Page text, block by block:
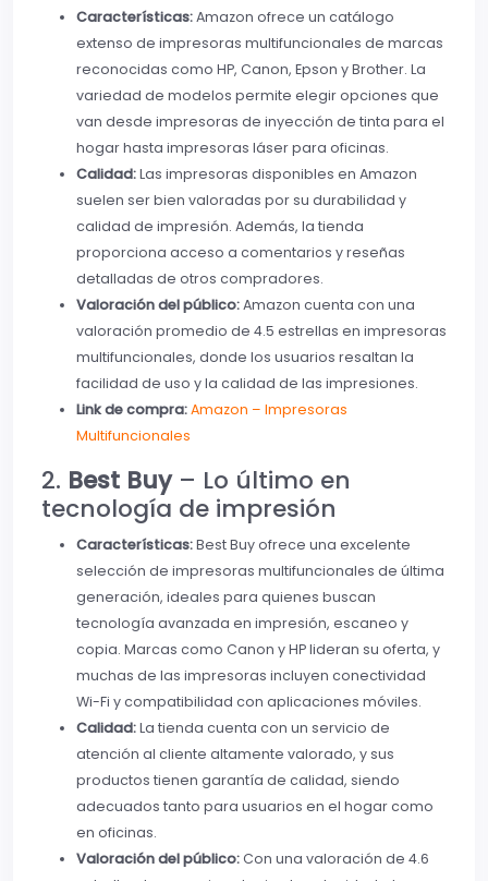
Características:Amazon ofrece un catálogo
extenso de impresoras multifuncionales de marcas
reconocidas como HP, Canon, Epson y Brother. La
variedad de modelos permite elegir opciones que
van desde impresoras de inyección de tinta para el
hogar hasta impresoras láser para oficinas.
Calidad:Las impresoras disponibles en Amazon
suelen ser bien valoradas por su durabilidad y
calidad de impresión. Además, la tienda
proporciona acceso a comentarios y reseñas
detalladas de otros compradores.
Valoración del público:Amazon cuenta con una
valoración promedio de 4.5 estrellas en impresoras
multifuncionales, donde los usuarios resaltan la
facilidad de uso y la calidad de las impresiones.
Link de compra:Amazon – Impresoras
Multifuncionales
2. Best Buy– Lo último en
tecnología de impresión
Características:Best Buy ofrece una excelente
selección de impresoras multifuncionales de última
generación, ideales para quienes buscan
tecnología avanzada en impresión, escaneo y
copia. Marcas como Canon y HP lideran su oferta, y
muchas de las impresoras incluyen conectividad
Wi-Fi y compatibilidad con aplicaciones móviles.
Calidad:La tienda cuenta con un servicio de
atención al cliente altamente valorado, y sus
productos tienen garantía de calidad, siendo
adecuados tanto para usuarios en el hogar como
en oficinas.
Valoración del público:Con una valoración de 4.6